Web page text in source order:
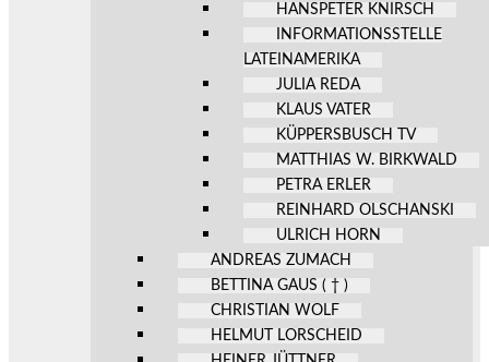
HANSPETER KNIRSCH
INFORMATIONSSTELLE
LATEINAMERIKA
JULIA REDA
KLAUS VATER
KÜPPERSBUSCH TV
MATTHIAS W. BIRKWALD
PETRA ERLER
REINHARD OLSCHANSKI
ULRICH HORN
ANDREAS ZUMACH
BETTINA GAUS ( † )
CHRISTIAN WOLF
HELMUT LORSCHEID